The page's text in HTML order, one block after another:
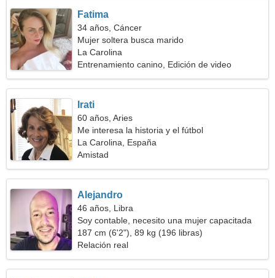
Fatima
34 años, Cáncer
Mujer soltera busca marido
La Carolina
Entrenamiento canino, Edición de video
Irati
60 años, Aries
Me interesa la historia y el fútbol
La Carolina, España
Amistad
Alejandro
46 años, Libra
Soy contable, necesito una mujer capacitada
187 cm (6'2"), 89 kg (196 libras)
Relación real